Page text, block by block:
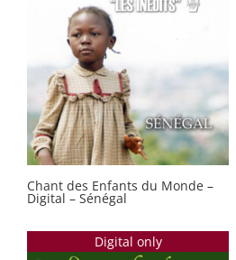
Chant des Enfants du Monde –
Digital – Sénégal
Digital only